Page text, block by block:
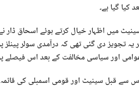
کیا گیا ہے۔
اور سیاسی مخالفت کے بعد اس فیصلے
سے قبل سینیٹ اور قومی اسمبلی کی